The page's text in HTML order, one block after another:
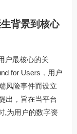
背景到核心
户最核心的关
for Users，用户
风险事件而设立
出，旨在当平台
,为用户的数字资